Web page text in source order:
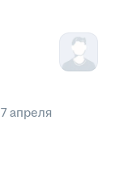
7 апреля